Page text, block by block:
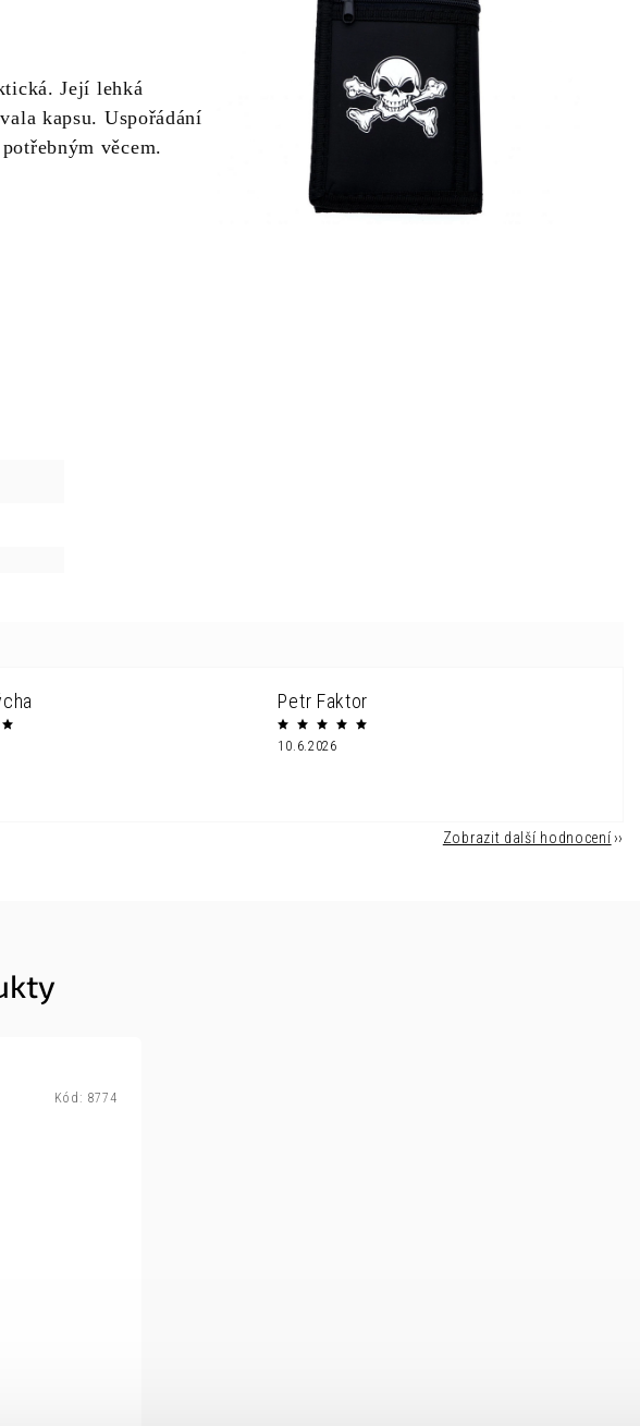
Její lehká
kapsu. Uspořádání
věcem.
Petr Faktor
10.6.2026
Zobrazit další hodnocení
Kód: 8774